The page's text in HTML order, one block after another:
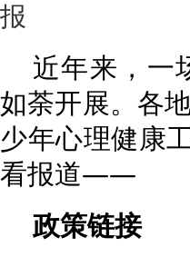
报
近年来，一
如荼开展。各
少年心理健康
看报道——
政策链接